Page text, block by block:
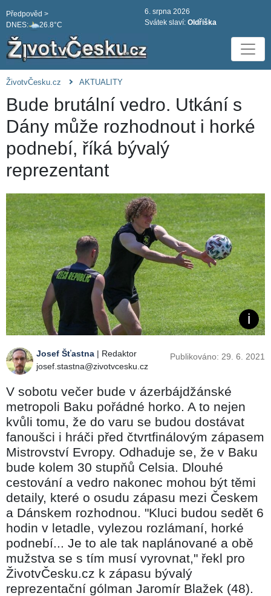
DNES: 26.8°C
Předpověd >
6. srpna 2026
Svátek slaví: Oldřiška
ŽivotvČesku.cz AKTUALITY
Bude brutální vedro. Utkání s
Dány může rozhodnout i horké
podnebí, říká bývalý
reprezentant
Josef Šťastna | Redaktor
josef.stastna@zivotvcesku.cz
Publikováno: 29. 6. 2021
V sobotu večer bude v ázerbájdžánské
metropoli Baku pořádné horko. A to nejen
kvůli tomu, že do varu se budou dostávat
fanoušci i hráči před čtvrtfinálovým zápasem
Mistrovství Evropy. Odhaduje se, že v Baku
bude kolem 30 stupňů Celsia. Dlouhé
cestování a vedro nakonec mohou být těmi
detaily, které o osudu zápasu mezi Českem
a Dánskem rozhodnou. "Kluci budou sedět 6
hodin v letadle, vylezou rozlámaní, horké
podnebí... Je to ale tak naplánované a obě
mužstva se s tím musí vyrovnat," řekl pro
ŽivotvČesku.cz k zápasu bývalý
reprezentační gólman Jaromír Blažek (48).